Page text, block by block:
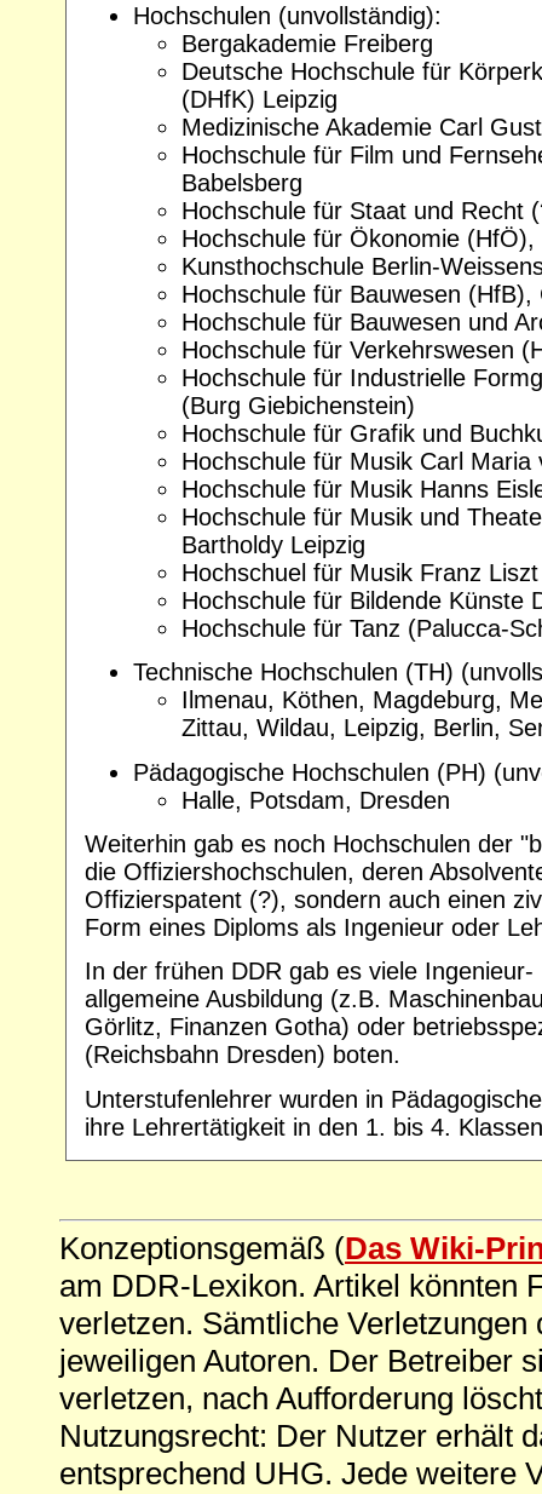
Hochschulen (unvollständig):
Bergakademie Freiberg
Deutsche Hochschule für
(DHfK) Leipzig
Medizinische Akademie Carl
Hochschule für Film und
Babelsberg
Hochschule für Staat und Recht
Hochschule für Ökonomie
Kunsthochschule Berlin-
Hochschule für Bauwesen (HfB),
Hochschule für Bauwesen und
Hochschule für Verkehrswesen
Hochschule für Industrielle
(Burg Giebichenstein)
Hochschule für Grafik und
Hochschule für Musik Carl Maria
Hochschule für Musik Hanns
Hochschule für Musik und
Bartholdy Leipzig
Hochschuel für Musik Franz
Hochschule für Bildende Künste
Hochschule für Tanz (Palucca-
Technische Hochschulen (TH)
Ilmenau, Köthen, Magdeburg,
Zittau, Wildau, Leipzig, Berlin,
Pädagogische Hochschulen (PH)
Halle, Potsdam, Dresden
Weiterhin gab es noch Hochschulen der
die Offiziershochschulen, deren
Offizierspatent (?), sondern auch einen
Form eines Diploms als Ingenieur oder
In der frühen DDR gab es viele
allgemeine Ausbildung (z.B.
Görlitz, Finanzen Gotha) oder
(Reichsbahn Dresden) boten.
Unterstufenlehrer wurden in
ihre Lehrertätigkeit in den 1. bis 4.
Konzeptionsgemäß (Das Wiki-
am DDR-Lexikon. Artikel könnten
verletzen. Sämtliche
jeweiligen Autoren. Der Betreiber
verletzen, nach Aufforderung
Nutzungsrecht: Der Nutzer erhält
entsprechend UHG. Jede weitere